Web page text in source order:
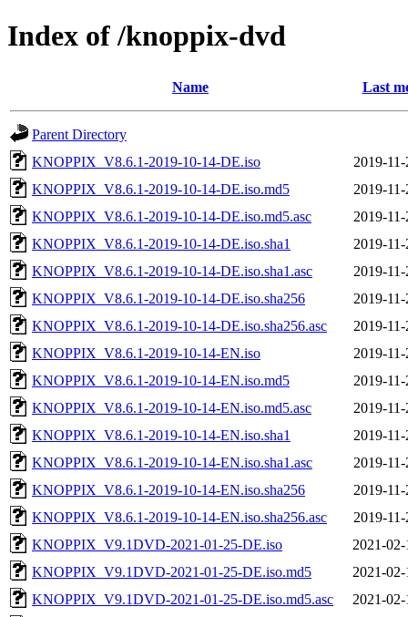
Index of /knoppix-dvd
Name Last
Parent Directory
KNOPPIX_V8.6.1-2019-10-14-DE.iso
2019-
KNOPPIX_V8.6.1-2019-10-14-DE.iso.md5
2019-
KNOPPIX_V8.6.1-2019-10-14-DE.iso.md5.asc
2019-
KNOPPIX_V8.6.1-2019-10-14-DE.iso.sha1
2019-
KNOPPIX_V8.6.1-2019-10-14-DE.iso.sha1.asc
2019-
KNOPPIX_V8.6.1-2019-10-14-DE.iso.sha256
2019-
KNOPPIX_V8.6.1-2019-10-14-DE.iso.sha256.asc
2019-
KNOPPIX_V8.6.1-2019-10-14-EN.iso
2019-
KNOPPIX_V8.6.1-2019-10-14-EN.iso.md5
2019-
KNOPPIX_V8.6.1-2019-10-14-EN.iso.md5.asc
2019-
KNOPPIX_V8.6.1-2019-10-14-EN.iso.sha1
2019-
KNOPPIX_V8.6.1-2019-10-14-EN.iso.sha1.asc
2019-
KNOPPIX_V8.6.1-2019-10-14-EN.iso.sha256
2019-
KNOPPIX_V8.6.1-2019-10-14-EN.iso.sha256.asc
2019-
KNOPPIX_V9.1DVD-2021-01-25-DE.iso
2021-
KNOPPIX_V9.1DVD-2021-01-25-DE.iso.md5
2021-
KNOPPIX_V9.1DVD-2021-01-25-DE.iso.md5.asc
2021-